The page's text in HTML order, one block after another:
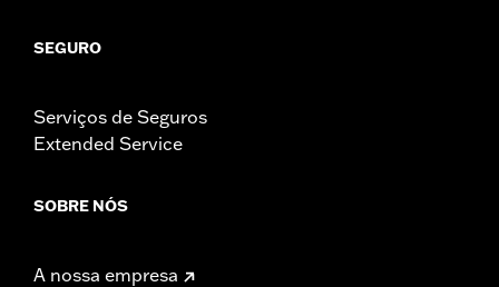
SEGURO
Serviços de Seguros
Extended Service
SOBRE NÓS
A nossa empresa